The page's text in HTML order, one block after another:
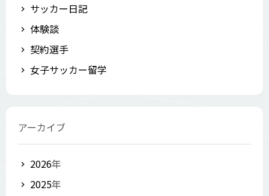
サッカー日記
体験談
契約選手
女子サッカー留学
アーカイブ
2026年
2025年